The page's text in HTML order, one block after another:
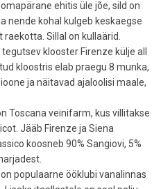
ehitis üle jõe, sild on
nende kohal kulgeb keskaegse
Sillal on kullaärid.
tegutsev klooster Firenze külje all
kloostris elab praegu 8 munka,
ja näitavad ajaloolisi maale,
Toscana veinifarm, kus villitakse
Jääb Firenze ja Siena
koosneb 90% Sangiovi, 5%
on populaarne ööklubi vanalinnas